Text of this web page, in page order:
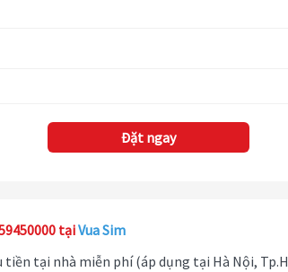
Đặt ngay
tạiVua Sim
tiền tại nhà miễn phí (áp dụng tại Hà Nội,